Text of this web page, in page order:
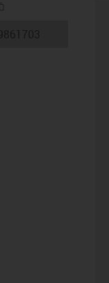
lieferzeit